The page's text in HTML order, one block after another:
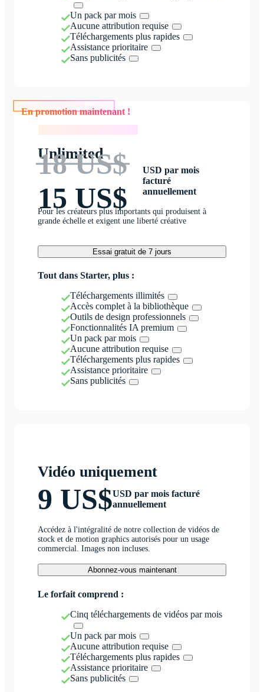
Un pack par mois
Aucune attribution requise
Téléchargements plus rapides
Assistance prioritaire
Sans publicités
En promotion maintenant !
Unlimited
18 US$
15 US$
USD par mois
facturé
annuellement
Pour les créateurs plus importants qui produisent à
grande échelle et exigent une liberté créative
Essai gratuit de 7 jours
Tout dans Starter, plus :
Téléchargements illimités
Accès complet à la bibliothèque
Outils de design professionnels
Fonctionnalités IA premium
Un pack par mois
Aucune attribution requise
Téléchargements plus rapides
Assistance prioritaire
Sans publicités
Vidéo uniquement
9 US$USD par mois facturé
annuellement
Accédez à l'intégralité de notre collection de vidéos de
stock et de motion graphics autorisés pour un usage
commercial. Images non incluses.
Abonnez-vous maintenant
Le forfait comprend :
Cinq téléchargements de vidéos par mois
Un pack par mois
Aucune attribution requise
Téléchargements plus rapides
Assistance prioritaire
Sans publicités